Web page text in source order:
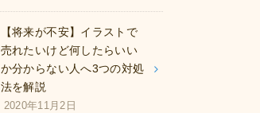
【将来が不安】イラストで
売れたいけど何したらいい
か分からない人へ3つの対処
法を解説
2020年11月2日